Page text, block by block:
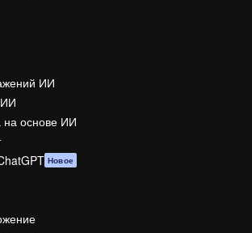
ИИ
на основе ИИ
Новое